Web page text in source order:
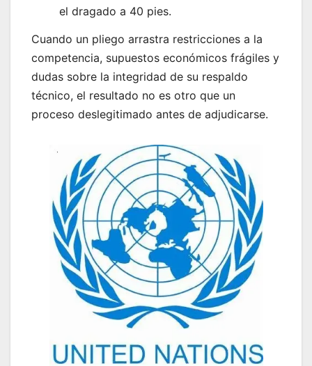
el dragado a 40 pies.
Cuando un pliego arrastra restricciones a la
competencia, supuestos económicos frágiles y
dudas sobre la integridad de su respaldo
técnico, el resultado no es otro que un
proceso deslegitimado antes de adjudicarse.